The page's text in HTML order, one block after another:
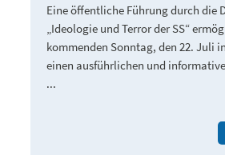
Eine öffentliche Führung durch die
„Ideologie und Terror der SS“
kommenden Sonntag, den 22. Juli
einen ausführlichen und
...